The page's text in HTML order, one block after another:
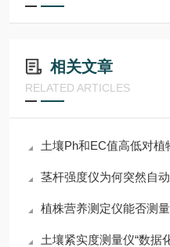
相关文章
RELATED ARTICLES
土壤Ph和EC值高低对植
茎杆强度仪为何突然自
植株营养测定仪能否测
土壤紧实度测量仪“数据